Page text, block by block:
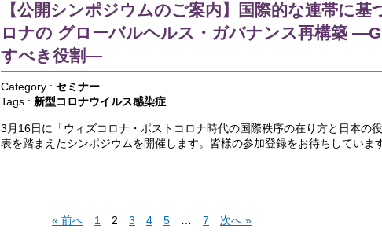
【公開シンポジウムのご案内】国際的な連帯に基
ロナの グローバルヘルス・ガバナンス再構築
すべき役割―
Category : セミナー
Tags : 新型コロナウイルス感染症
3月16日に「ウィズコロナ・ポストコロナ時代の国際秩序の在り方と日本の
表を踏まえたシンポジウムを開催します。皆様の参加登録をお待ちしています
« 前へ 1 2 3 4 5 7 次へ »